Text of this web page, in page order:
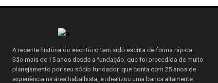
A recente história do escritório tem sido escrita de forma rápida.
São mais de 15 anos desde a fundação, que foi precedida de muito
planejamento por seu sócio fundador, que conta com 25 anos de
experiência na área trabalhista, e idealizou uma banca altamente